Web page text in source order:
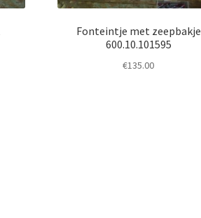
Fonteintje met zeepbakje
600.10.101595
€135.00